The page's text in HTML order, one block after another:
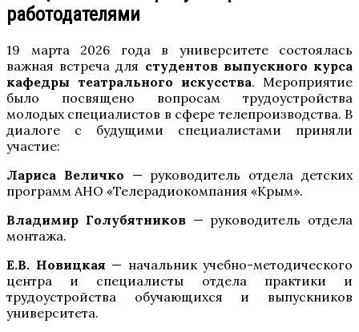
работодателями
19 марта 2026 года в университете состоялась
важная встреча для студентов выпускного курса
кафедры театрального искусства. Мероприятие
было посвящено вопросам трудоустройства
молодых специалистов в сфере телепроизводства. В
диалоге с будущими специалистами приняли
участие:
Лариса Величко — руководитель отдела детских
программ АНО «Телерадиокомпания «Крым».
Владимир Голубятников— руководитель отдела
монтажа.
Е.В. Новицкая — начальник учебно-методического
центра и специалисты отдела практики и
трудоустройства обучающихся и выпускников
университета.